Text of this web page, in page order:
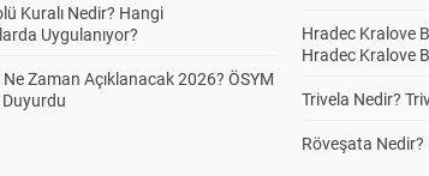
Kuralı Nedir? Hangi
Uygulanıyor?
Ne Zaman Açıklanacak 2026? ÖSYM
Hradec Kralove
Hradec Kralove
Trivela Nedir?
Röveşata Nedir?